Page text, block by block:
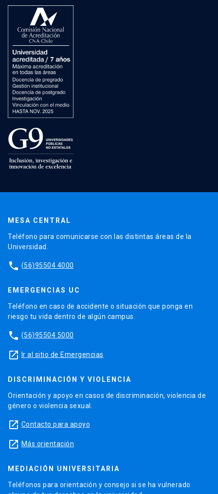
MESA CENTRAL
Teléfono para comunicarse con las distintas áreas de la
Universidad.
phone (56)95504 4000
EMERGENCIAS UC
Teléfono en caso de accidente o situación que ponga en
riesgo tu vida dentro de algún campus.
phone (56)95504 5000
launch Ir al sitio de Emergencias
DISCRIMINACIÓN Y VIOLENCIA
Orientación y apoyo en casos de discriminación, violencia de
género o violencia sexual.
launch Contacto para apoyo
launch Más orientación
MEDIACIÓN UNIVERSITARIA
Teléfonos para orientación y consejo si se ha vulnerado